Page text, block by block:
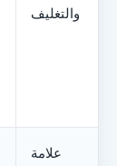
والتغليف
علامة